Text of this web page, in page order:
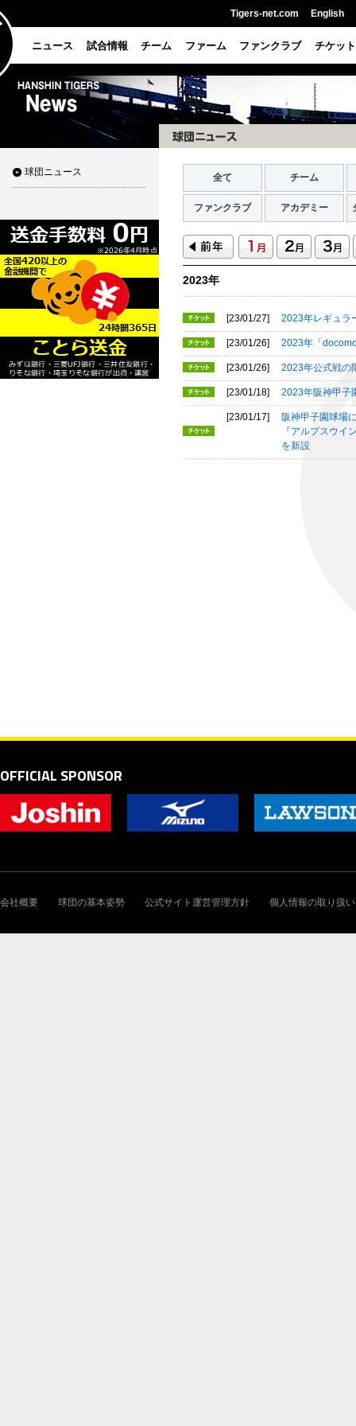
Tigers-net.com English
ニュース 試合情報 チーム ファーム ファンクラブ チケット
球団ニュース 全て チーム
ファンクラブ アカデミー
2023年
[23/01/27] 2023年レギュラ
[23/01/26] 2023年「
[23/01/26] 2023年公式戦の
[23/01/18] 2023年阪神甲子
[23/01/17]
阪神甲子園球場
『アルプスウイ
を新設
OFFICIAL SPONSOR
会社概要 球団の基本姿勢 公式サイト運営管理方針 個人情報の取り扱い